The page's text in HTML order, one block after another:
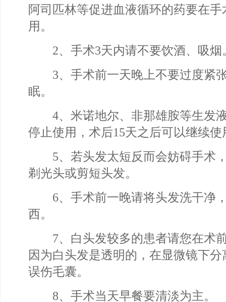
阿司匹林等促进血液循环的药要在
用。
2、手术3天内请不要饮酒、吸烟
3、手术前一天晚上不要过度紧
眠。
4、米诺地尔、非那雄胺等生发液
停止使用，术后15天之后可以继续使
5、若头发太短反而会妨碍手术
剃光头或剪短头发。
6、手术前一晚请将头发洗干净
西。
7、白头发较多的患者请您在术
因为白头发是透明的，在显微镜下
误伤毛囊。
8、手术当天早餐要清淡为主。